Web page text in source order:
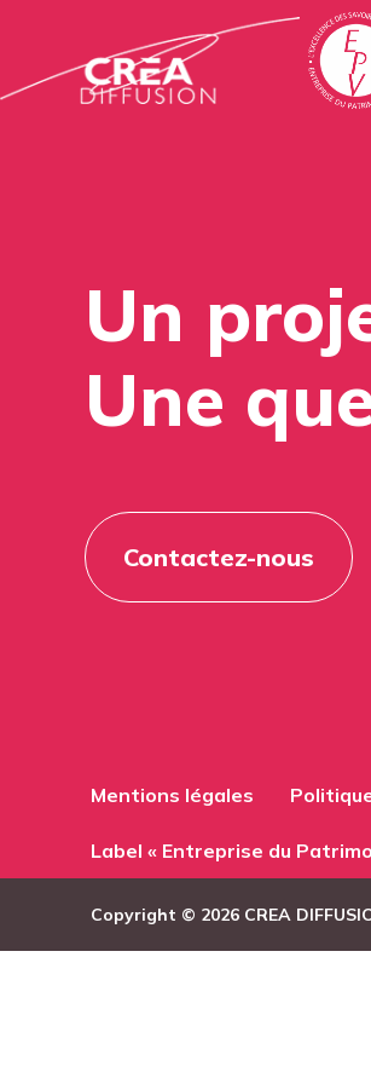
Un
Une
Contactez-nous
Mentions légales
Label « Entreprise du
Copyright © 2026 CREA